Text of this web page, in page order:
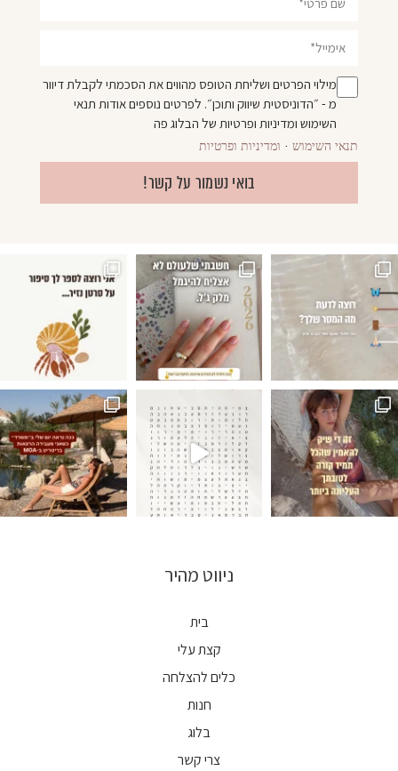
מילוי הפרטים ושליחת הטופס מהווים את הסכמתי לקבלת דיוור
מ - ״הדוניסטית שיווק ותוכן״. לפרטים נוספים אודות תנאי
השימוש ומדיניות ופרטיותשל הבלוג פה
תנאי השימוש· ומדיניות ופרטיות
בואי נשמור על קשר!
שאנחנו עושות בחיים
למי שהיינו, לא תמיד מתאים למי שאנחנו הופ
ומושלם שהיה ✨🧊🌵🐦‍🔥 #עבודתהחלומות
ניווט מהיר
בית
קצת עלי
כלים להצלחה
חנות
בלוג
צרי קשר